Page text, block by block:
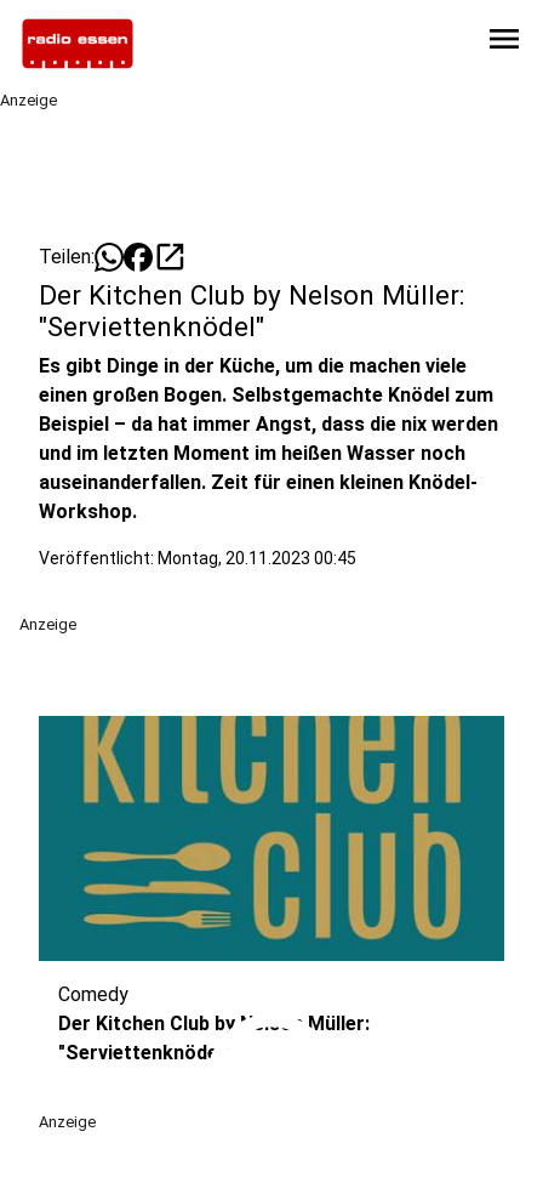
menu
Anzeige
Teilen: open_in_new
Der Kitchen Club by Nelson Müller:
"Serviettenknödel"
Es gibt Dinge in der Küche, um die machen viele
einen großen Bogen. Selbstgemachte Knödel zum
Beispiel – da hat immer Angst, dass die nix werden
und im letzten Moment im heißen Wasser noch
auseinanderfallen. Zeit für einen kleinen Knödel-
Workshop.
Veröffentlicht: Montag, 20.11.2023 00:45
Anzeige
play_circle
Comedy
Der Kitchen Club by Nelson Müller:
"Serviettenknödel"
Anzeige